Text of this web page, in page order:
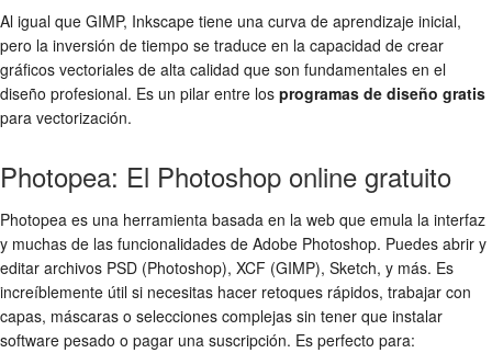
Al igual que GIMP, Inkscape tiene una curva de aprendizaje inicial,
pero la inversión de tiempo se traduce en la capacidad de crear
gráficos vectoriales de alta calidad que son fundamentales en el
diseño profesional. Es un pilar entre los programas de diseño gratis
para vectorización.
Photopea: El Photoshop online gratuito
Photopea es una herramienta basada en la web que emula la interfaz
y muchas de las funcionalidades de Adobe Photoshop. Puedes abrir y
editar archivos PSD (Photoshop), XCF (GIMP), Sketch, y más. Es
increíblemente útil si necesitas hacer retoques rápidos, trabajar con
capas, máscaras o selecciones complejas sin tener que instalar
software pesado o pagar una suscripción. Es perfecto para: